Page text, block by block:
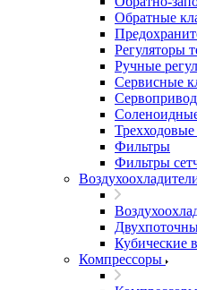
Обратные
Регуляторы
Ручные
Сервисные
Фильтры
Фильтры
Кубические
Компрессоры